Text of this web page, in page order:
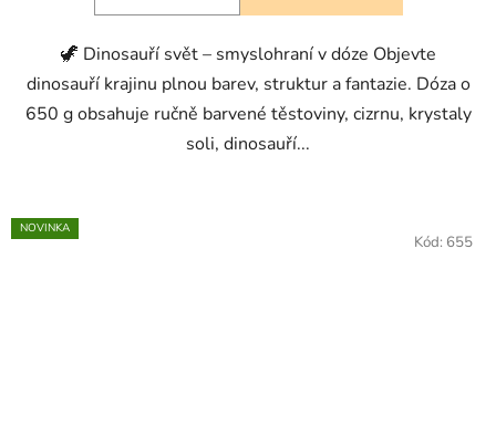
🦖 Dinosauří svět – smyslohraní v dóze Objevte
dinosauří krajinu plnou barev, struktur a fantazie. Dóza o
650 g obsahuje ručně barvené těstoviny, cizrnu, krystaly
soli, dinosauří...
NOVINKA
Kód: 655